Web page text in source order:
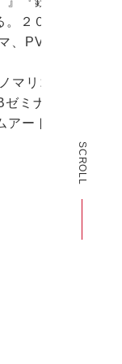
SCROLL
２０１３
、PV等多
マリコ作）
ミナール
ート社